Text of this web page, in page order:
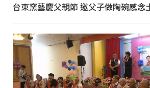
台東窯藝慶父親節 邀父子做陶碗感念